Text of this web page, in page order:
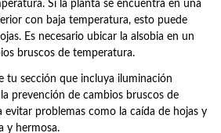
Si la planta se encuentra en una
con baja temperatura, esto puede
Es necesario ubicar la alsobia en un
bruscos de temperatura.
tu sección que incluya iluminación
prevención de cambios bruscos de
evitar problemas como la caída de hojas y
y hermosa.